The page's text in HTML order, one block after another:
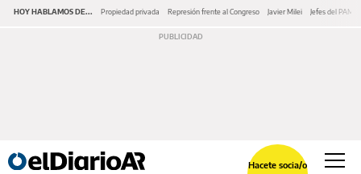
HOY HABLAMOS DE... Propiedad privada Represión frente al Congreso Javier Milei Jefes del PAMI
Hacete socia/o